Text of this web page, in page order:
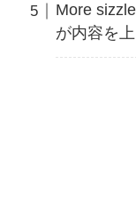
More
が内容を上